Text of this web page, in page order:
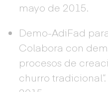
mayo de 2015.
Demo-AdiFad
Colabora con
procesos de
churro